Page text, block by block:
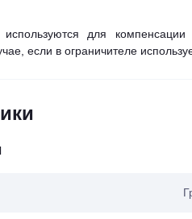
для
если в ограничителе